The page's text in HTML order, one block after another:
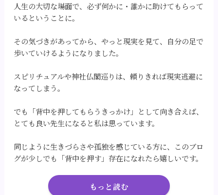
人生の大切な場面で、必ず何かに・誰かに助けてもらって
いるということに。
その気づきがあってから、やっと現実を見て、自分の足で
歩いていけるようになりました。
スピリチュアルや神社仏閣巡りは、頼りきれば現実逃避に
なってしまう。
でも「背中を押してもらうきっかけ」として向き合えば、
とても良い先生になると私は思っています。
同じように生きづらさや孤独を感じている方に、このブロ
グが少しでも「背中を押す」存在になれたら嬉しいです。
もっと読む